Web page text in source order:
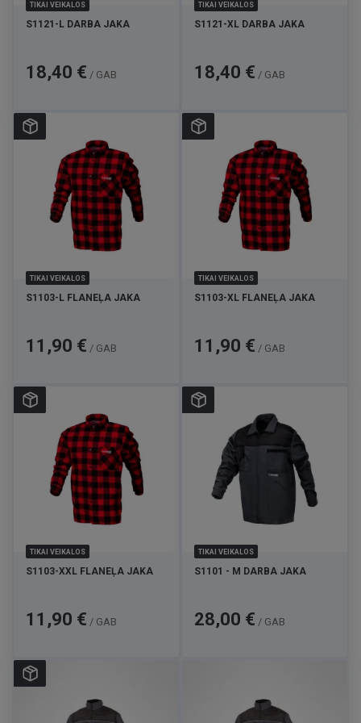
TIKAI VEIKALOS
S1121-L DARBA JAKA
Cena
18,40 € / GAB
TIKAI VEIKALOS
S1121-XL DARBA JAKA
Cena
18,40 € / GAB
TIKAI VEIKALOS
S1103-L FLANEĻA JAKA
Cena
11,90 € / GAB
TIKAI VEIKALOS
S1103-XL FLANEĻA JAKA
Cena
11,90 € / GAB
TIKAI VEIKALOS
S1103-XXL FLANEĻA JAKA
Cena
11,90 € / GAB
TIKAI VEIKALOS
S1101 - M DARBA JAKA
Cena
28,00 € / GAB